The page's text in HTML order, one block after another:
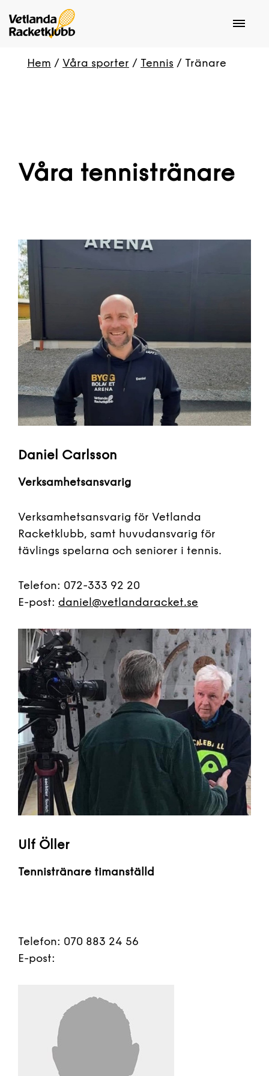
Hem / Våra sporter / Tennis / Tränare
Våra tennistränare
Daniel Carlsson
Verksamhetsansvarig
Verksamhetsansvarig för Vetlanda
Racketklubb, samt huvudansvarig för
tävlings spelarna och seniorer i tennis.
Telefon: 072-333 92 20
E-post: daniel@vetlandaracket.se
Ulf Öller
Tennistränare timanställd
Telefon: 070 883 24 56
E-post: